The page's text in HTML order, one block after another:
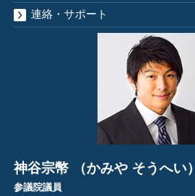
連絡・サポート
神谷宗幣 （かみや そうへい）
参議院議員